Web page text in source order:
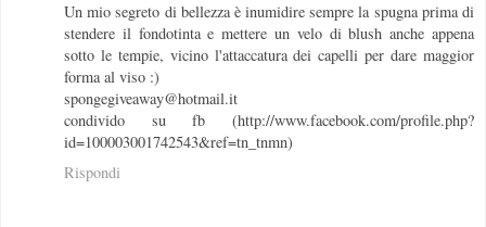
Un mio segreto di bellezza è inumidire sempre la spugna prima di
stendere il fondotinta e mettere un velo di blush anche appena
sotto le tempie, vicino l'attaccatura dei capelli per dare maggior
forma al viso :)
spongegiveaway@hotmail.it
condivido su fb (http://www.facebook.com/profile.php?
id=100003001742543&ref=tn_tnmn)
Rispondi